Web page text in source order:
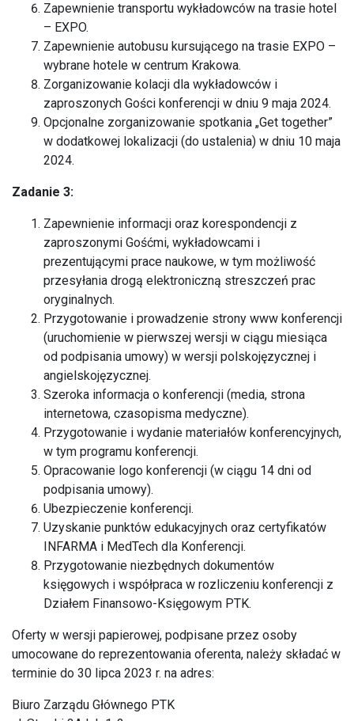
Zapewnienie transportu wykładowców na trasie hotel
– EXPO.
Zapewnienie autobusu kursującego na trasie EXPO –
wybrane hotele w centrum Krakowa.
Zorganizowanie kolacji dla wykładowców i
zaproszonych Gości konferencji w dniu 9 maja 2024.
Opcjonalne zorganizowanie spotkania „Get together”
w dodatkowej lokalizacji (do ustalenia) w dniu 10 maja
2024.
Zadanie 3:
Zapewnienie informacji oraz korespondencji z
zaproszonymi Gośćmi, wykładowcami i
prezentującymi prace naukowe, w tym możliwość
przesyłania drogą elektroniczną streszczeń prac
oryginalnych.
Przygotowanie i prowadzenie strony www konferencji
(uruchomienie w pierwszej wersji w ciągu miesiąca
od podpisania umowy) w wersji polskojęzycznej i
angielskojęzycznej.
Szeroka informacja o konferencji (media, strona
internetowa, czasopisma medyczne).
Przygotowanie i wydanie materiałów konferencyjnych,
w tym programu konferencji.
Opracowanie logo konferencji (w ciągu 14 dni od
podpisania umowy).
Ubezpieczenie konferencji.
Uzyskanie punktów edukacyjnych oraz certyfikatów
INFARMA i MedTech dla Konferencji.
Przygotowanie niezbędnych dokumentów
księgowych i współpraca w rozliczeniu konferencji z
Działem Finansowo-Księgowym PTK.
Oferty w wersji papierowej, podpisane przez osoby
umocowane do reprezentowania oferenta, należy składać w
terminie do 30 lipca 2023 r. na adres:
Biuro Zarządu Głównego PTK